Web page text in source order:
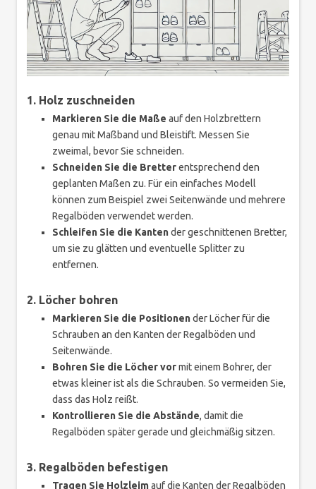
1. Holz zuschneiden
Markieren Sie die Maße auf den Holzbrettern
genau mit Maßband und Bleistift. Messen Sie
zweimal, bevor Sie schneiden.
Schneiden Sie die Bretterentsprechend den
geplanten Maßen zu. Für ein einfaches Modell
können zum Beispiel zwei Seitenwände und mehrere
Regalböden verwendet werden.
Schleifen Sie die Kantender geschnittenen Bretter,
um sie zu glätten und eventuelle Splitter zu
entfernen.
2. Löcher bohren
Markieren Sie die Positionender Löcher für die
Schrauben an den Kanten der Regalböden und
Seitenwände.
Bohren Sie die Löcher vormit einem Bohrer, der
etwas kleiner ist als die Schrauben. So vermeiden Sie,
dass das Holz reißt.
Kontrollieren Sie die Abstände, damit die
Regalböden später gerade und gleichmäßig sitzen.
3. Regalböden befestigen
Tragen Sie Holzleimauf die Kanten der Regalböden